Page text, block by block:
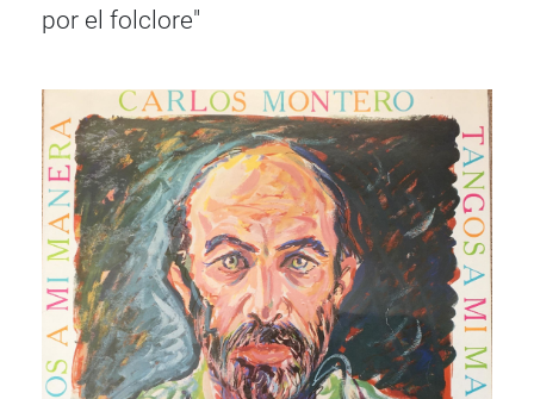
por el folclore"